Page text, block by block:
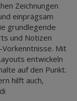
Zeichnungen
einprägsam
grundlegende
und Notizen
Vorkenntnisse. Mit
entwickeln
auf den Punkt.
hilft auch,